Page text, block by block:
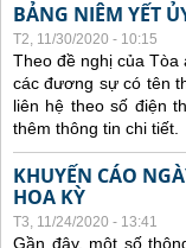
BẢNG NIÊM YẾT
T2, 11/30/2020 - 10:15
Theo đề nghị của
các đương sự có tên
liên hệ theo số điện
thêm thông tin chi tiết.
KHUYẾN CÁO
HOA KỲ
T3, 11/24/2020 - 13:41
Gần đây, một số